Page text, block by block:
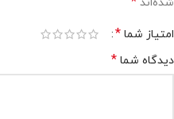
امتیاز شما *
دیدگاه شما *